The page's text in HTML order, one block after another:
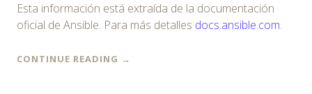
Esta información está extraída de la documentación
oficial de Ansible. Para más detalles docs.ansible.com.
CONTINUE READING →